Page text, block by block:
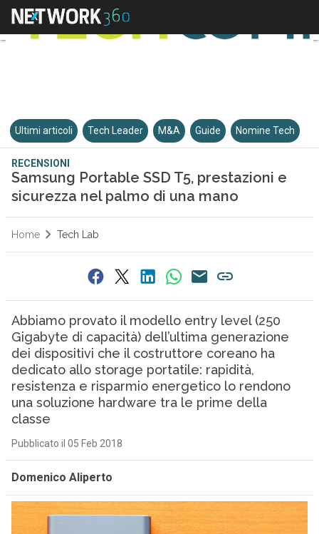
Ultimi articoli Tech Leader M&A Guide Nomine Tech
RECENSIONI
Samsung Portable SSD T5, prestazioni e
sicurezza nel palmo di una mano
Home Tech Lab
Abbiamo provato il modello entry level (250
Gigabyte di capacità) dell’ultima generazione
dei dispositivi che il costruttore coreano ha
dedicato allo storage portatile: rapidità,
resistenza e risparmio energetico lo rendono
una soluzione hardware tra le prime della
classe
Pubblicato il 05 Feb 2018
Domenico Aliperto